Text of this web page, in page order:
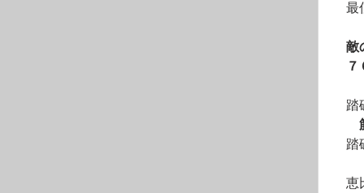
最
敵
７
踏
踏
恵